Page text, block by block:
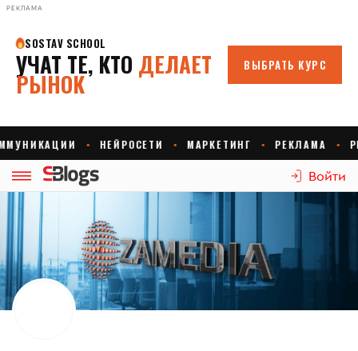
РЕКЛАМА
Войти